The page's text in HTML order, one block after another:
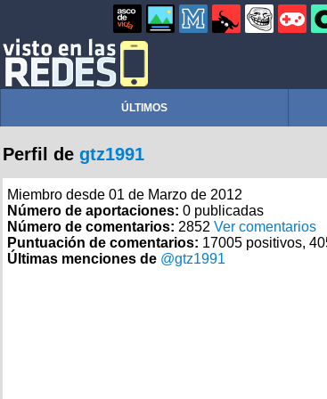
ÚLTIMOS
Perfil de gtz1991
Miembro desde 01 de Marzo de 2012
Número de aportaciones: 0 publicadas
Número de comentarios: 2852 Ver comentarios
Puntuación de comentarios: 17005 positivos,
Últimas menciones de @gtz1991